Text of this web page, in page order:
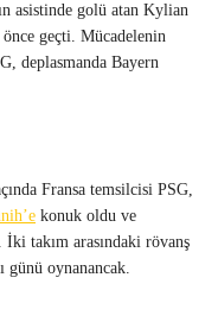
asistinde golü atan Kylian
geçti. Mücadelenin
deplasmanda Bayern
Fransa temsilcisi PSG,
konuk oldu ve
takım arasındaki rövanş
günü oynanancak.